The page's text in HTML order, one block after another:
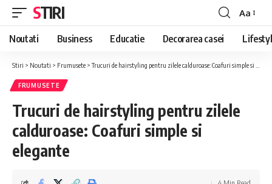
STIRI
Font
Resizer
Aa
Noutati Business Educatie Decorarea casei
Stiri > Noutati > Frumusete >Trucuri de hairstyling pentru zilele calduroase: Coafuri simple si elegante
FRUMUSETE
Trucuri de hairstyling pentru zilele
calduroase: Coafuri simple si
elegante